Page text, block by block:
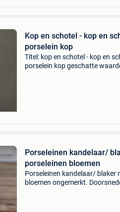
Kop en schotel - kop en
porselein kop
Titel: kop en schotel - kop en
porselein kop geschatte
Porseleinen kandelaar/
porseleinen bloemen
Porseleinen kandelaar/ blaker
bloemen ongemerkt.